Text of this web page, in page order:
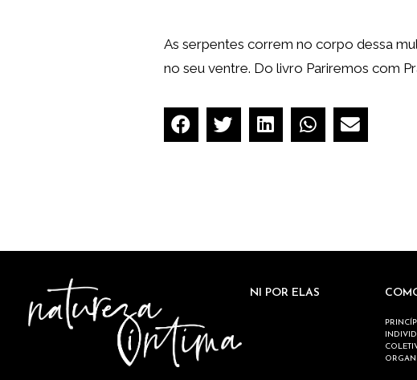
As serpentes correm no corpo dessa
no seu ventre. Do livro Pariremos com
NI POR ELAS